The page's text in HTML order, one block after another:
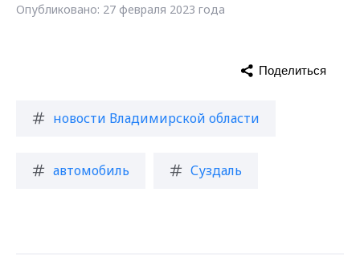
Опубликовано: 27 февраля 2023 года
новости Владимирской области
автомобиль Суздаль
Поделиться